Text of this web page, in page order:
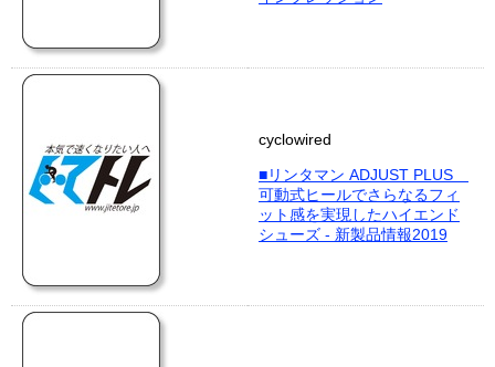
cyclowired
■リンタマン ADJUST PLUS
可動式ヒールでさらなるフィ
ット感を実現したハイエンド
シューズ - 新製品情報2019